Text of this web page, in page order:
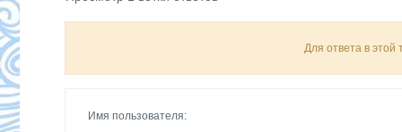
Для ответа в этой
Имя пользователя: